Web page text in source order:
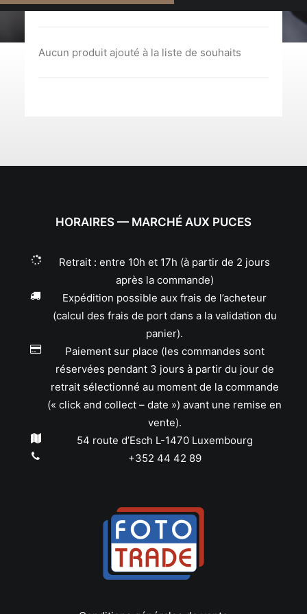
Aucun produit ajouté à la liste de souhaits
HORAIRES — MARCHÉ AUX PUCES
Retrait : entre 10h et 17h (à partir de 2 jours
après la commande)
Expédition possible aux frais de l’acheteur
(calcul des frais de port dans a la validation du
panier).
Paiement sur place (les commandes sont
réservées pendant 3 jours à partir du jour de
retrait sélectionné au moment de la commande
(« click and collect – date ») avant une remise en
vente).
54 route d’Esch L-1470 Luxembourg
+352 44 42 89